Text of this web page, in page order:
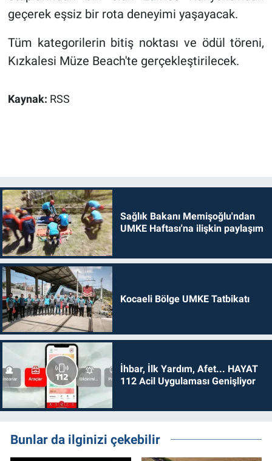
geçerek eşsiz bir rota deneyimi yaşayacak.
Tüm kategorilerin bitiş noktası ve ödül töreni,
Kızkalesi Müze Beach'te gerçekleştirilecek.
Kaynak: RSS
Sağlık Bakanı Memişoğlu'ndan
UMKE Haftası'na ilişkin paylaşım
Kocaeli Bölge UMKE Tatbikatı
İhbar, İlk Yardım, Afet... HAYAT
112 Acil Uygulaması Genişliyor
Bunlar da ilginizi çekebilir